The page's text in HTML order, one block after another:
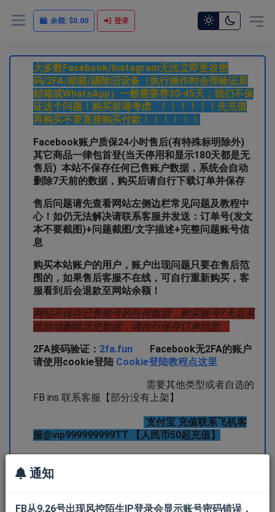
余额: $0.00 登录
大多数Facebook/Instagram无法立即更改密
码/2FA/邮箱/踢除旧设备（执行操作时会弹验证原
邮箱或WhatsApp）一般需要养30-45天；我们不保
证这个问题！购买前请考虑 ！！！！！！先充值
再购买不要直接购买付款！！！！！！
Facebook账户质保24小时售后(有特殊标明除外)
其它商品一律包首登(当天停用和显示180天都是无
售后) 本站不保存任何已售账户数据，系统会自动
删除7天前的数据，购买后请自行下载订单并保存
售后问题请先查看网站左侧边栏常见问题及教程中
心！如仍无法解决请联系客服并发送：订单号(发文
本不要截图)+问题截图/文字描述+完整问题账号信
息
购买本站账户的用户，账户出现问题只要在售后范
围的，如果售后客服不在线，可自行重新购买，客
服看到后会退款至网站余额！
网站不保存已售账号的任何数据，购买账号7天后系
统自动删除历史数据，请自行保存订单信息
2FA接码验证： 2fa.funFacebook无2FA的账户
请使用cookie登陆 Cookie登陆教程点这里
需要其他类型或者自选的
FB ins 联系客服【部分没有上架】
支付宝 充值联系飞机客
服@vip999999999TT 【人民币50起充值】
通知
FB从9.26号出现风控陌生IP登录会显示账号密码错误，